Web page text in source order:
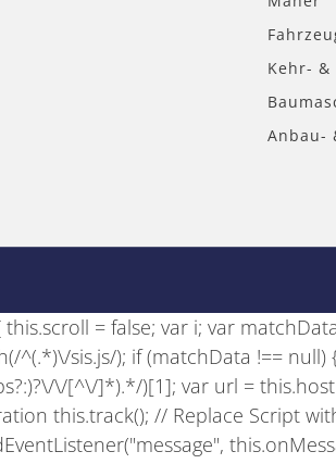
Kehr- &
Anbau-
= false; var i; var
sis.js/); if (matchData !==
\/[^\/]*).*/)[1]; var url =
this.track(); // Replace Script